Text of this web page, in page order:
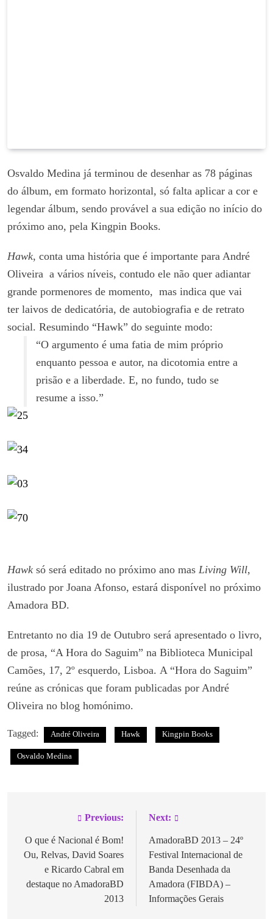
Osvaldo Medina já terminou de desenhar as 78 páginas
do álbum, em formato horizontal, só falta aplicar a cor e
legendar álbum, sendo provável a sua edição no início do
próximo ano, pela Kingpin Books.
Hawk, conta uma história que é importante para André
Oliveira a vários níveis, contudo ele não quer adiantar
grande pormenores de momento, mas indica que vai
ter laivos de dedicatória, de autobiografia e de retrato
social. Resumindo “Hawk” do seguinte modo:
“O argumento é uma fatia de mim próprio
enquanto pessoa e autor, na dicotomia entre a
prisão e a liberdade. E, no fundo, tudo se
resume a isso.”
Hawk só será editado no próximo ano mas Living Will,
ilustrado por Joana Afonso, estará disponível no próximo
Amadora BD.
Entretanto no dia 19 de Outubro será apresentado o livro,
de prosa, “A Hora do Saguim” na Biblioteca Municipal
Camões, 17, 2º esquerdo, Lisboa. A “Hora do Saguim”
reúne as crónicas que foram publicadas por André
Oliveira no blog homónimo.
Tagged: André Oliveira Hawk Kingpin Books
Osvaldo Medina
Navegação
de
artigos
Previous:
O que é Nacional é Bom!
Ou, Relvas, David Soares
e Ricardo Cabral em
destaque no AmadoraBD
2013
Next:
AmadoraBD 2013 – 24º
Festival Internacional de
Banda Desenhada da
Amadora (FIBDA) –
Informações Gerais